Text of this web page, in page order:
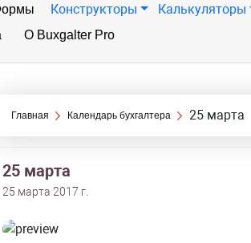
Конструкторы Калькуляторы
О Buxgalter Pro
Главная Календарь бухгалтера 25 марта
25 марта
25 марта 2017 г.